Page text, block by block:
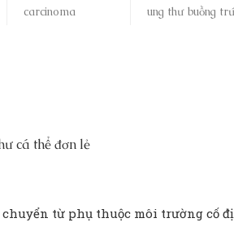
carcinoma ung thư buồng
cá thể đơn lẻ
từ phụ thuộc môi trường cố